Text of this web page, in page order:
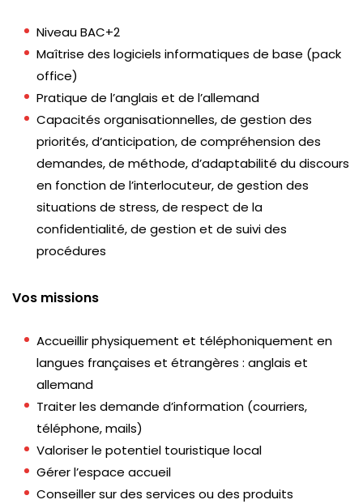
Niveau BAC+2
Maîtrise des logiciels informatiques de base (pack
office)
Pratique de l’anglais et de l’allemand
Capacités organisationnelles, de gestion des
priorités, d’anticipation, de compréhension des
demandes, de méthode, d’adaptabilité du discours
en fonction de l’interlocuteur, de gestion des
situations de stress, de respect de la
confidentialité, de gestion et de suivi des
procédures
Vos missions
Accueillir physiquement et téléphoniquement en
langues françaises et étrangères : anglais et
allemand
Traiter les demande d’information (courriers,
téléphone, mails)
Valoriser le potentiel touristique local
Gérer l’espace accueil
Conseiller sur des services ou des produits